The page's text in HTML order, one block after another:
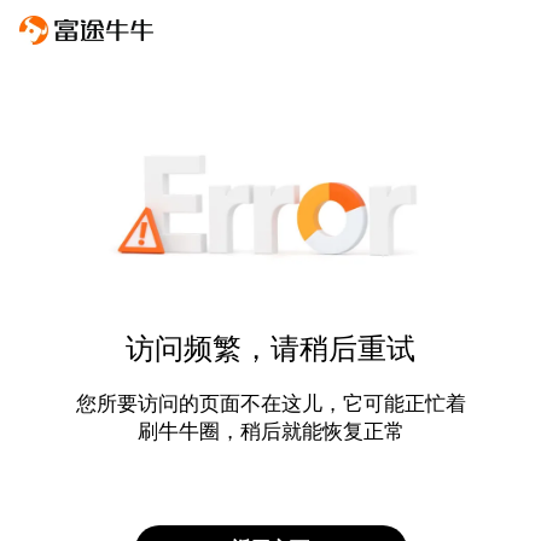
访问频繁，请稍后重试
您所要访问的页面不在这儿，它可能正忙着
刷牛牛圈，稍后就能恢复正常